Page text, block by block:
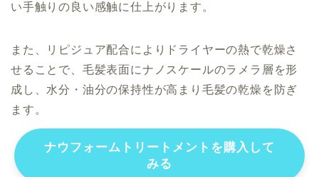
い手触りの良い感触に仕上がります。
また、リピジュア配合によりドライヤーの熱で乾燥さ
せることで、毛髪表面にナノスケールのラメラ層を形
成し、水分・油分の保持性が高まり毛髪の乾燥を防ぎ
ます。
ナウフォームトリートメントを購入して
みる